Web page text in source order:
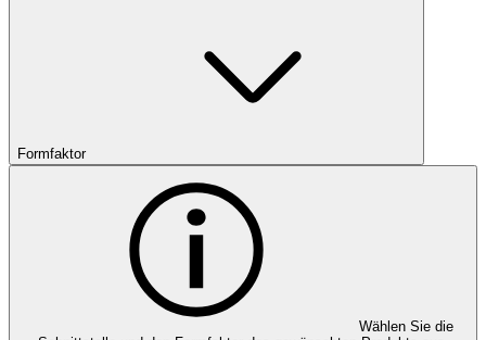
Formfaktor
Wählen Sie die